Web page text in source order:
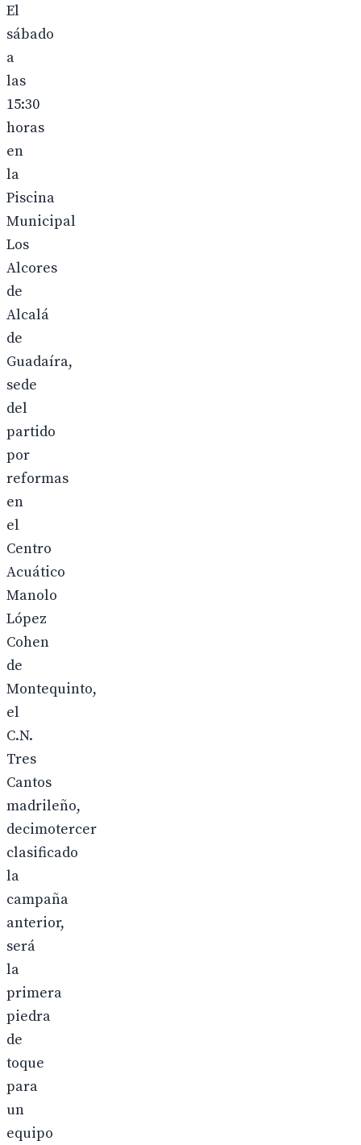
El
sábado
a
las
15:30
horas
en
la
Piscina
Municipal
Los
Alcores
de
Alcalá
de
Guadaíra,
sede
del
partido
por
reformas
en
el
Centro
Acuático
Manolo
López
Cohen
de
Montequinto,
el
C.N.
Tres
Cantos
madrileño,
decimotercer
clasificado
la
campaña
anterior,
será
la
primera
piedra
de
toque
para
un
equipo